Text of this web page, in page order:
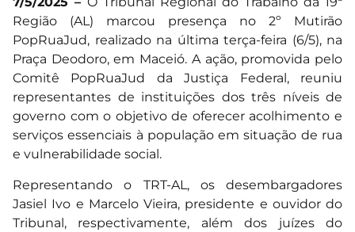
Região (AL) marcou presença no 2º Mutirão
PopRuaJud, realizado na última terça-feira (6/5), na
Praça Deodoro, em Maceió. A ação, promovida pelo
Comitê PopRuaJud da Justiça Federal, reuniu
representantes de instituições dos três níveis de
governo com o objetivo de oferecer acolhimento e
serviços essenciais à população em situação de rua
e vulnerabilidade social.
Representando o TRT-AL, os desembargadores
Jasiel Ivo e Marcelo Vieira, presidente e ouvidor do
Tribunal, respectivamente, além dos juízes do